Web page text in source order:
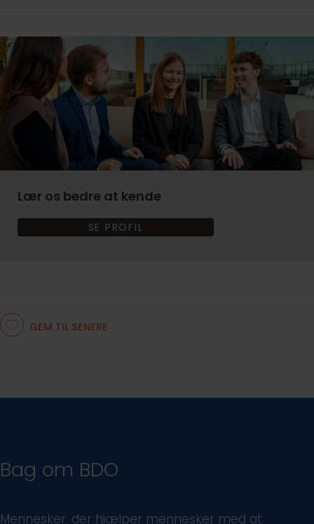
Lær os bedre at kende
SE PROFIL
GEM TIL SENERE
Bag om BDO
Mennesker, der hjælper mennesker med at